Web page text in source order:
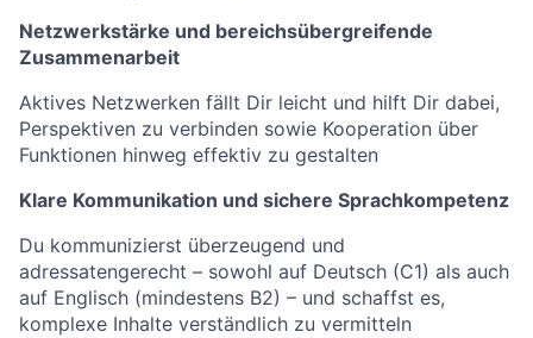
Netzwerkstärke und bereichsübergreifende
Zusammenarbeit
Aktives Netzwerken fällt Dir leicht und hilft Dir dabei,
Perspektiven zu verbinden sowie Kooperation über
Funktionen hinweg effektiv zu gestalten
Klare Kommunikation und sichere Sprachkompetenz
Du kommunizierst überzeugend und
adressatengerecht – sowohl auf Deutsch (C1) als auch
auf Englisch (mindestens B2) – und schaffst es,
komplexe Inhalte verständlich zu vermitteln